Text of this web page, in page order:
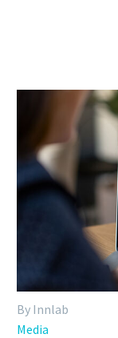
By Innlab
Media